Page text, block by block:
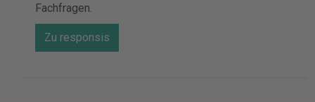
Fachfragen.
Zu responsis